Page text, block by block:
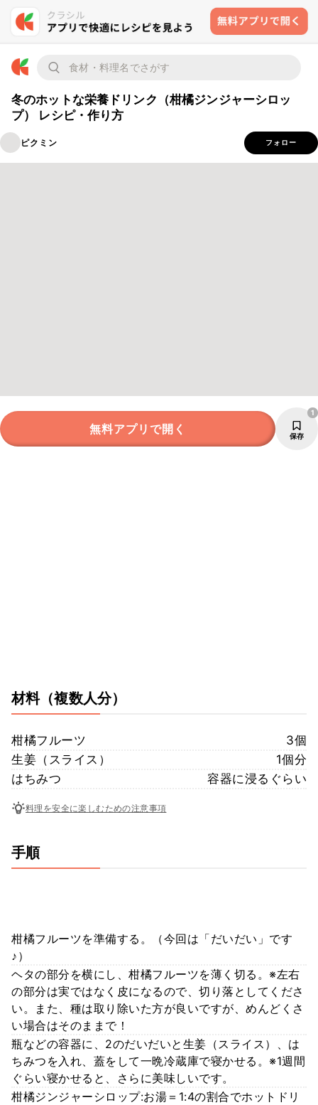
冬のホットな栄養ドリンク（柑橘ジンジャーシロッ
プ） レシピ・作り方
ピクミン フォロー
無料アプリで開く 保存
1
材料（複数人分）
柑橘フルーツ
3個
生姜（スライス）
1個分
はちみつ
容器に浸るぐらい
料理を安全に楽しむための注意事項
手順
柑橘フルーツを準備する。（今回は「だいだい」です
♪）
ヘタの部分を横にし、柑橘フルーツを薄く切る。※左右
の部分は実ではなく皮になるので、切り落としてくださ
い。また、種は取り除いた方が良いですが、めんどくさ
い場合はそのままで！
瓶などの容器に、2のだいだいと生姜（スライス）、は
ちみつを入れ、蓋をして一晩冷蔵庫で寝かせる。※1週間
ぐらい寝かせると、さらに美味しいです。
柑橘ジンジャーシロップ:お湯＝1:4の割合でホットドリ